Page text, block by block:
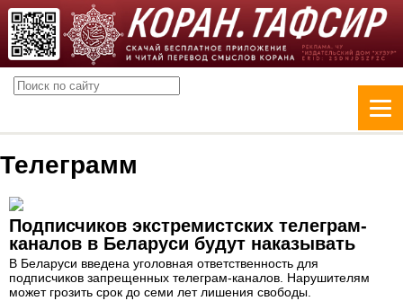
Телеграмм
Подписчиков экстремистских телеграм-
каналов в Беларуси будут наказывать
В Беларуси введена уголовная ответственность для
подписчиков запрещенных телеграм-каналов. Нарушителям
может грозить срок до семи лет лишения свободы.